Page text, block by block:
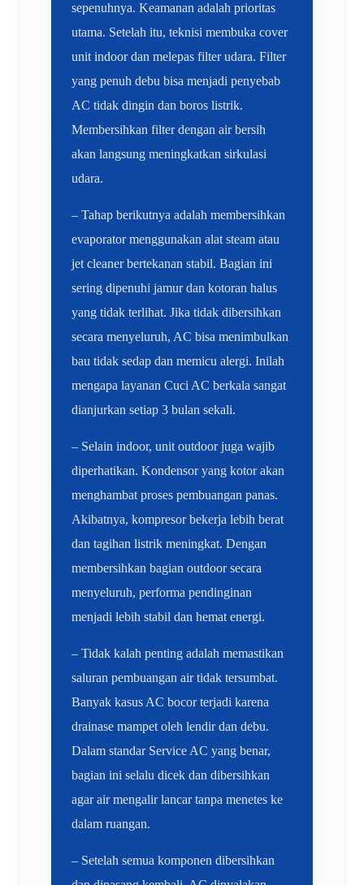
sepenuhnya. Keamanan adalah prioritas
utama. Setelah itu, teknisi membuka cover
unit indoor dan melepas filter udara. Filter
yang penuh debu bisa menjadi penyebab
AC tidak dingin dan boros listrik.
Membersihkan filter dengan air bersih
akan langsung meningkatkan sirkulasi
udara.
– Tahap berikutnya adalah membersihkan
evaporator menggunakan alat steam atau
jet cleaner bertekanan stabil. Bagian ini
sering dipenuhi jamur dan kotoran halus
yang tidak terlihat. Jika tidak dibersihkan
secara menyeluruh, AC bisa menimbulkan
bau tidak sedap dan memicu alergi. Inilah
mengapa layanan Cuci AC berkala sangat
dianjurkan setiap 3 bulan sekali.
– Selain indoor, unit outdoor juga wajib
diperhatikan. Kondensor yang kotor akan
menghambat proses pembuangan panas.
Akibatnya, kompresor bekerja lebih berat
dan tagihan listrik meningkat. Dengan
membersihkan bagian outdoor secara
menyeluruh, performa pendinginan
menjadi lebih stabil dan hemat energi.
– Tidak kalah penting adalah memastikan
saluran pembuangan air tidak tersumbat.
Banyak kasus AC bocor terjadi karena
drainase mampet oleh lendir dan debu.
Dalam standar Service AC yang benar,
bagian ini selalu dicek dan dibersihkan
agar air mengalir lancar tanpa menetes ke
dalam ruangan.
– Setelah semua komponen dibersihkan